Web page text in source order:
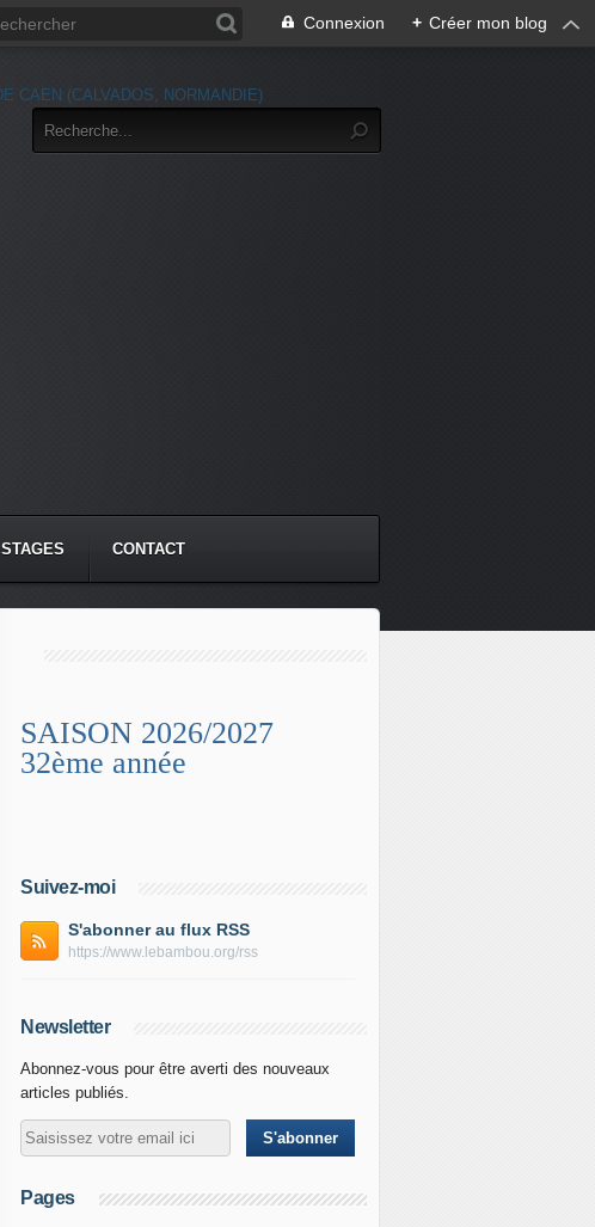
Connexion + Créer mon blog
STAGES CONTACT
SAISON 2026/2027
32ème année
Suivez-moi
S'abonner au flux RSS
https://www.lebambou.org/rss
Newsletter
Abonnez-vous pour être averti des nouveaux
articles publiés.
Pages